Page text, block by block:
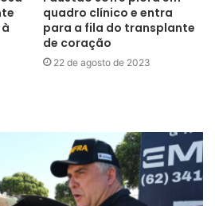
quadro clínico e entra
para a fila do transplante
de coração
22 de agosto de 2023